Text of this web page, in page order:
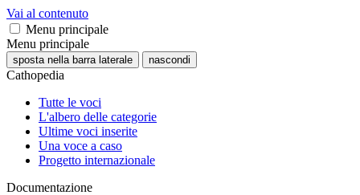
Vai al contenuto
Menu principale
Menu principale
sposta nella barra laterale nascondi
Cathopedia
Tutte le voci
L'albero delle categorie
Ultime voci inserite
Una voce a caso
Progetto internazionale
Documentazione